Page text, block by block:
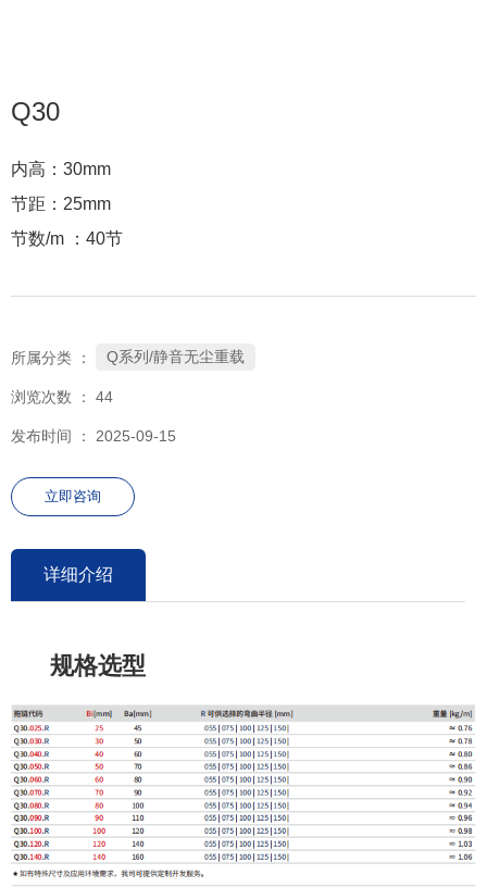
Q30
内高：30mm
节距：25mm
节数/m ：40节
所属分类 ： Q系列/静音无尘重载
浏览次数 ： 44
发布时间 ： 2025-09-15
立即咨询
详细介绍
规格选型